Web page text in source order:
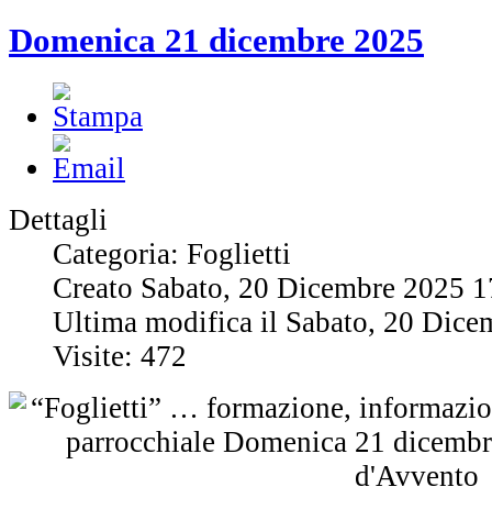
Domenica 21 dicembre 2025
Dettagli
Categoria: Foglietti
Creato Sabato, 20 Dicembre 2025
Ultima modifica il Sabato, 20
Visite: 472